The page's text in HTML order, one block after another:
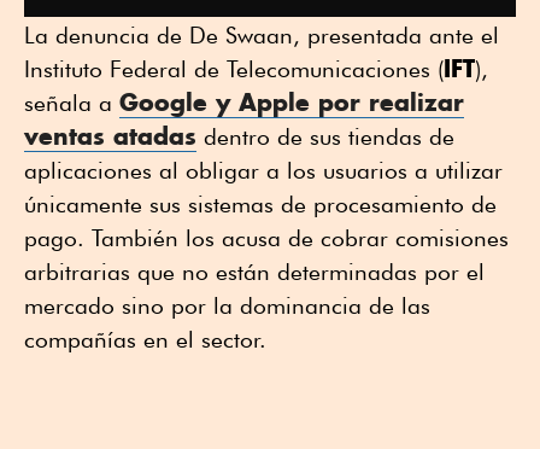
La denuncia de De Swaan, presentada ante el
Instituto Federal de Telecomunicaciones (IFT),
señala a Google y Apple por realizar
ventas atadas dentro de sus tiendas de
aplicaciones al obligar a los usuarios a utilizar
únicamente sus sistemas de procesamiento de
pago. También los acusa de cobrar comisiones
arbitrarias que no están determinadas por el
mercado sino por la dominancia de las
compañías en el sector.